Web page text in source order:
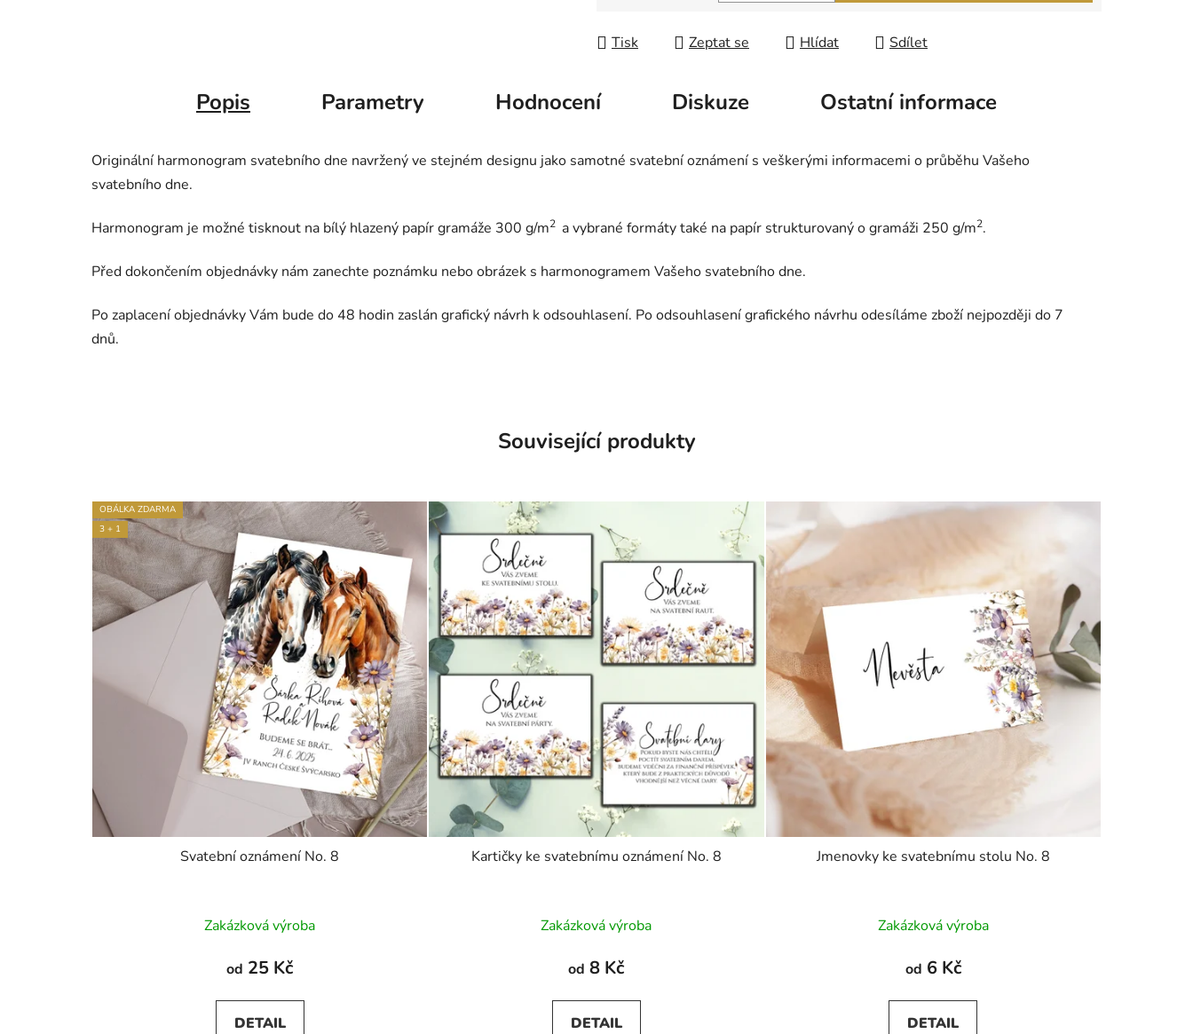
Tisk Zeptat se Hlídat Sdílet
Popis Parametry Hodnocení Diskuze Ostatní informace
Originální harmonogram svatebního dne navržený ve stejném designu jako samotné svatební oznámení s veškerými informacemi o průběhu Vašeho
svatebního dne.
Harmonogram je možné tisknout na bílý hlazený papír gramáže 300 g/m2 a vybrané formáty také na papír strukturovaný o gramáži 250 g/m2.
Před dokončením objednávky nám zanechte poznámku nebo obrázek s harmonogramem Vašeho svatebního dne.
Po zaplacení objednávky Vám bude do 48 hodin zaslán grafický návrh k odsouhlasení. Po odsouhlasení grafického návrhu odesíláme zboží nejpozději do 7
dnů.
Související produkty
OBÁLKA ZDARMA
3 + 1
Svatební oznámení No. 8
Zakázková výroba
od 25 Kč
DETAIL
Kartičky ke svatebnímu oznámení No. 8
Zakázková výroba
od 8 Kč
DETAIL
Jmenovky ke svatebnímu stolu No. 8
Zakázková výroba
od 6 Kč
DETAIL